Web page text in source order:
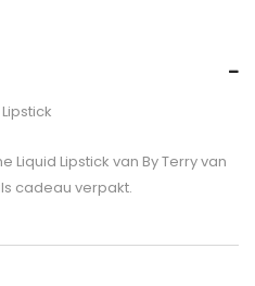
Liquid Lipstick van By Terry van
cadeau verpakt.